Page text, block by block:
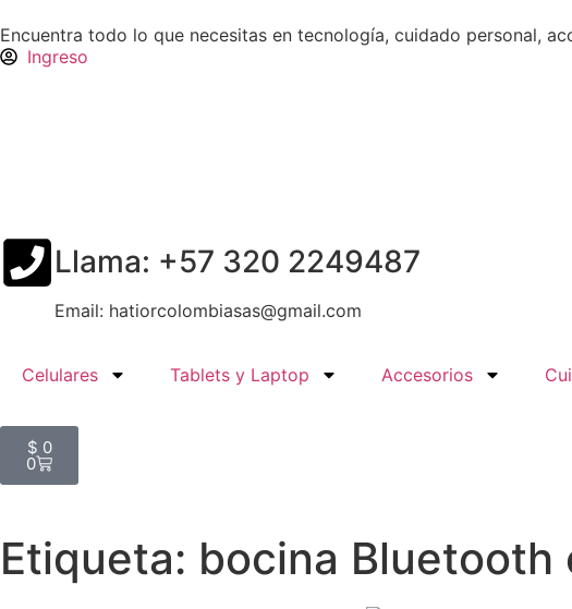
Encuentra todo lo que necesitas en tecnología, cuidado personal,
Ingreso
Llama: +57 320 2249487
Email: hatiorcolombiasas@gmail.com
Celulares Tablets y Laptop Accesorios
$ 0
0
Etiqueta: bocina Bluetooth